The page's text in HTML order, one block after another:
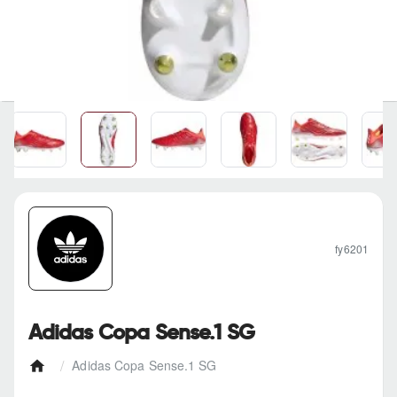
Adidas Copa Sense.1 SG
Adidas Copa Sense.1 SG
fy6201